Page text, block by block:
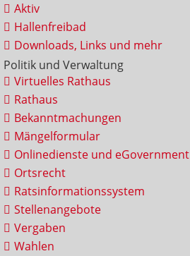
Aktiv
Hallenfreibad
Downloads, Links und mehr
Politik und Verwaltung
Virtuelles Rathaus
Rathaus
Bekanntmachungen
Mängelformular
Onlinedienste und eGovernment
Ortsrecht
Ratsinformationssystem
Stellenangebote
Vergaben
Wahlen